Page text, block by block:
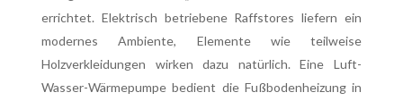
errichtet. Elektrisch betriebene Raffstores liefern ein
modernes Ambiente, Elemente wie teilweise
Holzverkleidungen wirken dazu natürlich. Eine Luft-
Wasser-Wärmepumpe bedient die Fußbodenheizung in